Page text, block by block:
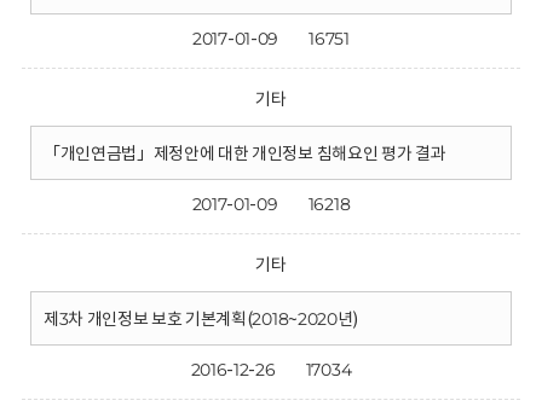
2017-01-09 16751
기타
「개인연금법」제정안에 대한 개인정보 침해요인 평가 결과
2017-01-09 16218
기타
제3차 개인정보 보호 기본계획(2018~2020년)
2016-12-26 17034